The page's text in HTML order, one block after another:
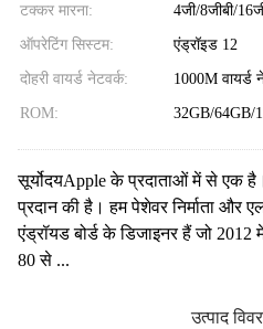
टक्कर मारना: 4जी/8जीबी/
ऑपरेटिंग सिस्टम: एंड्रॉइड 12
दोहरी वायर्ड नेटवर्क: 1000M वायर्ड
ROM: 32GB/64GB/
सूर्योदयApple के प्रदाताओं में से एक
प्रदान की है। हम पेशेवर निर्माता और
एंड्रॉयड बोर्ड के डिजाइनर हैं जो 2012
80 से ...
उत्पाद